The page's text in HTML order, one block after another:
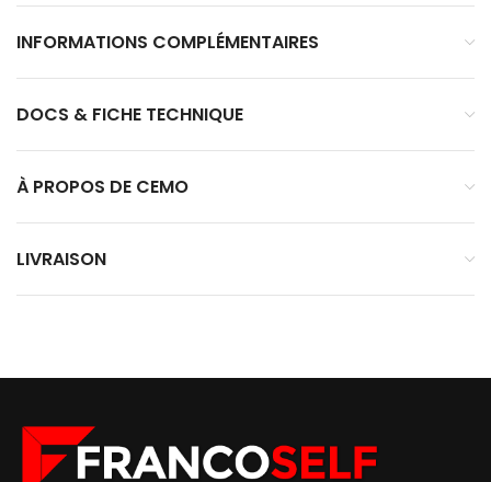
INFORMATIONS COMPLÉMENTAIRES
DOCS & FICHE TECHNIQUE
À PROPOS DE CEMO
LIVRAISON